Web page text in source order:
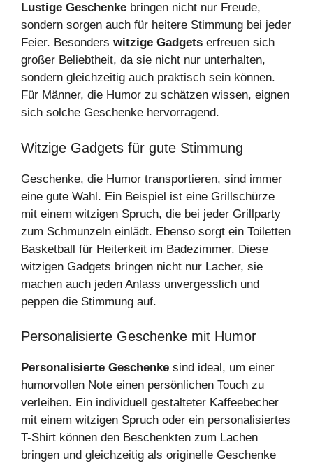
Lustige Geschenke bringen nicht nur Freude,
sondern sorgen auch für heitere Stimmung bei jeder
Feier. Besonders witzige Gadgets erfreuen sich
großer Beliebtheit, da sie nicht nur unterhalten,
sondern gleichzeitig auch praktisch sein können.
Für Männer, die Humor zu schätzen wissen, eignen
sich solche Geschenke hervorragend.
Witzige Gadgets für gute Stimmung
Geschenke, die Humor transportieren, sind immer
eine gute Wahl. Ein Beispiel ist eine Grillschürze
mit einem witzigen Spruch, die bei jeder Grillparty
zum Schmunzeln einlädt. Ebenso sorgt ein Toiletten
Basketball für Heiterkeit im Badezimmer. Diese
witzigen Gadgets bringen nicht nur Lacher, sie
machen auch jeden Anlass unvergesslich und
peppen die Stimmung auf.
Personalisierte Geschenke mit Humor
Personalisierte Geschenke sind ideal, um einer
humorvollen Note einen persönlichen Touch zu
verleihen. Ein individuell gestalteter Kaffeebecher
mit einem witzigen Spruch oder ein personalisiertes
T-Shirt können den Beschenkten zum Lachen
bringen und gleichzeitig als originelle Geschenke